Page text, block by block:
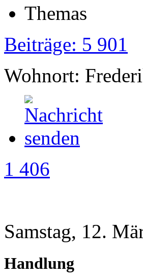
Beiträge: 5 901
Wohnort:
1 406
Samstag, 12.
Handlung